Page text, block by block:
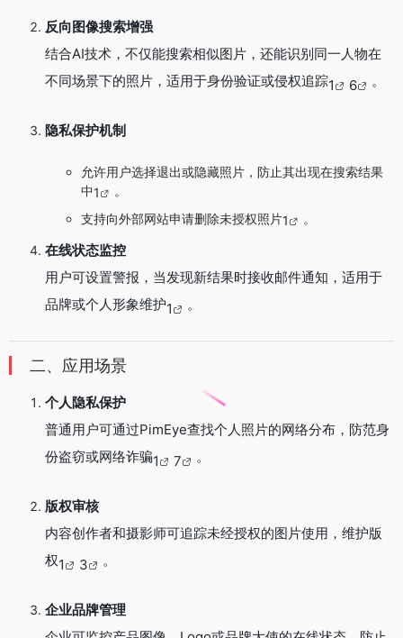
反向图像搜索增强
结合AI技术，不仅能搜索相似图片，还能识别同一人物在
不同场景下的照片，适用于身份验证或侵权追踪1 6 。
隐私保护机制
允许用户选择退出或隐藏照片，防止其出现在搜索结果
中1
。
支持向外部网站申请删除未授权照片1 。
在线状态监控
用户可设置警报，当发现新结果时接收邮件通知，适用于
品牌或个人形象维护1 。
二、应用场景
个人隐私保护
普通用户可通过PimEye查找个人照片的网络分布，防范身
份盗窃或网络诈骗1 7 。
版权审核
内容创作者和摄影师可追踪未经授权的图片使用，维护版
权1 3 。
企业品牌管理